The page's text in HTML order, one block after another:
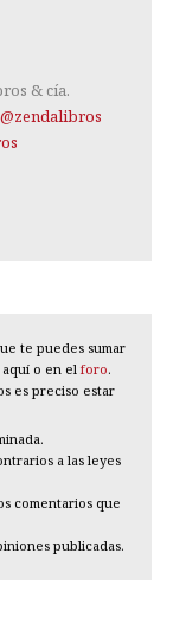
& cía.
@zendalibros
te puedes sumar
o en el foro.
es preciso estar
a las leyes
comentarios que
publicadas.